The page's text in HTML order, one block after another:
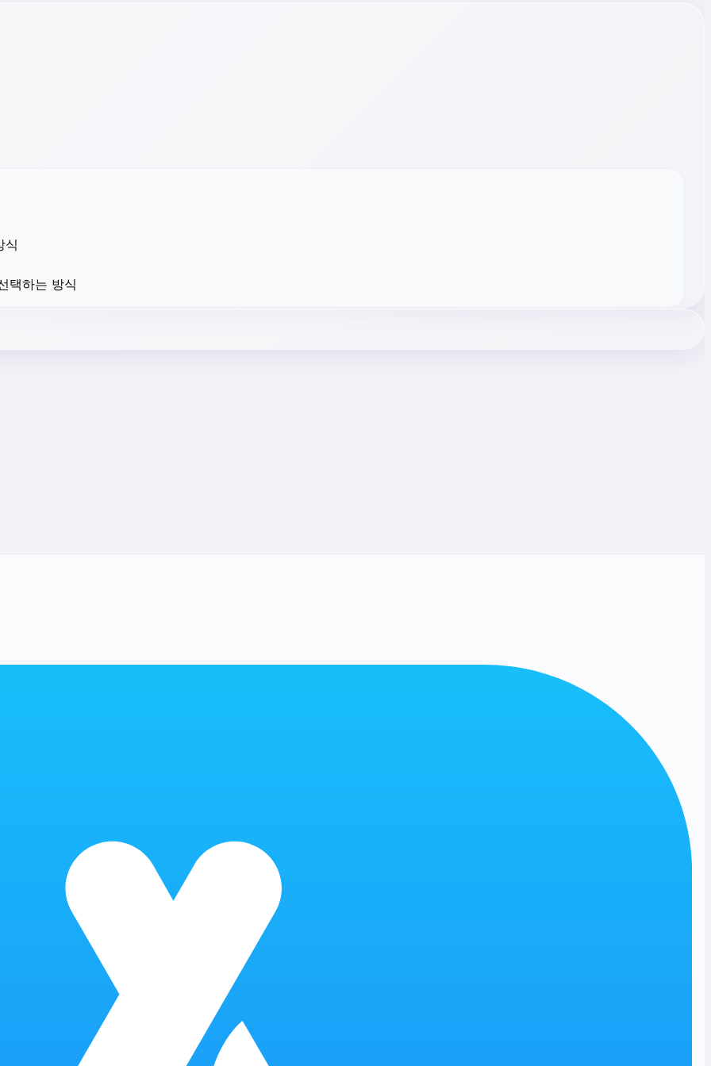
식
택하는 방식